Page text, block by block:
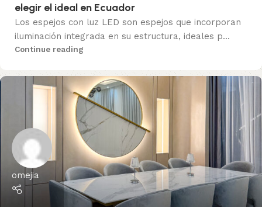
elegir el ideal en Ecuador
Los espejos con luz LED son espejos que incorporan
iluminación integrada en su estructura, ideales p...
Continue reading
omejia